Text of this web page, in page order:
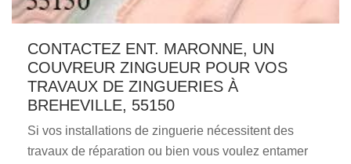
CONTACTEZ ENT. MARONNE, UN
COUVREUR ZINGUEUR POUR VOS
TRAVAUX DE ZINGUERIES À
BREHEVILLE, 55150
Si vos installations de zinguerie nécessitent des
travaux de réparation ou bien vous voulez entamer